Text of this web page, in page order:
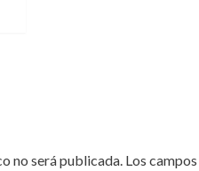
no será publicada. Los